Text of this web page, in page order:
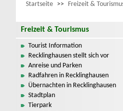
Startseite >> Freizeit &
Freizeit & Tourismus
Tourist Information
Recklinghausen stellt sich vor
Anreise und Parken
Radfahren in Recklinghausen
Übernachten in Recklinghausen
Stadtplan
Tierpark